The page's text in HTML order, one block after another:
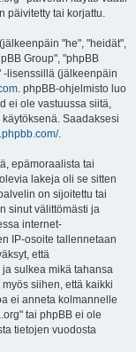
päivitetty tai korjattu.
"he", "heidät",
Group", "phpBB
-lisenssillä (jälkeenpäin
. phpBB-ohjelmisto luo
ei ole vastuussa siitä,
Saadaksesi
.
epämoraalista tai
lakeja oli se sitten
on sijoitettu tai
sinut välittömästi ja
internet-
IP-osoite tallennetaan
että
sulkea mikä tahansa
siihen, että kaikki
ei anneta kolmannelle
tai phpBB ei ole
tietojen vuodosta